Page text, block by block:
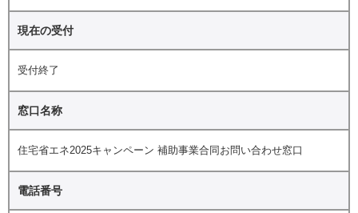
現在の受付
受付終了
窓口名称
住宅省エネ2025キャンペーン 補助事業合同お問い合わせ窓口
電話番号